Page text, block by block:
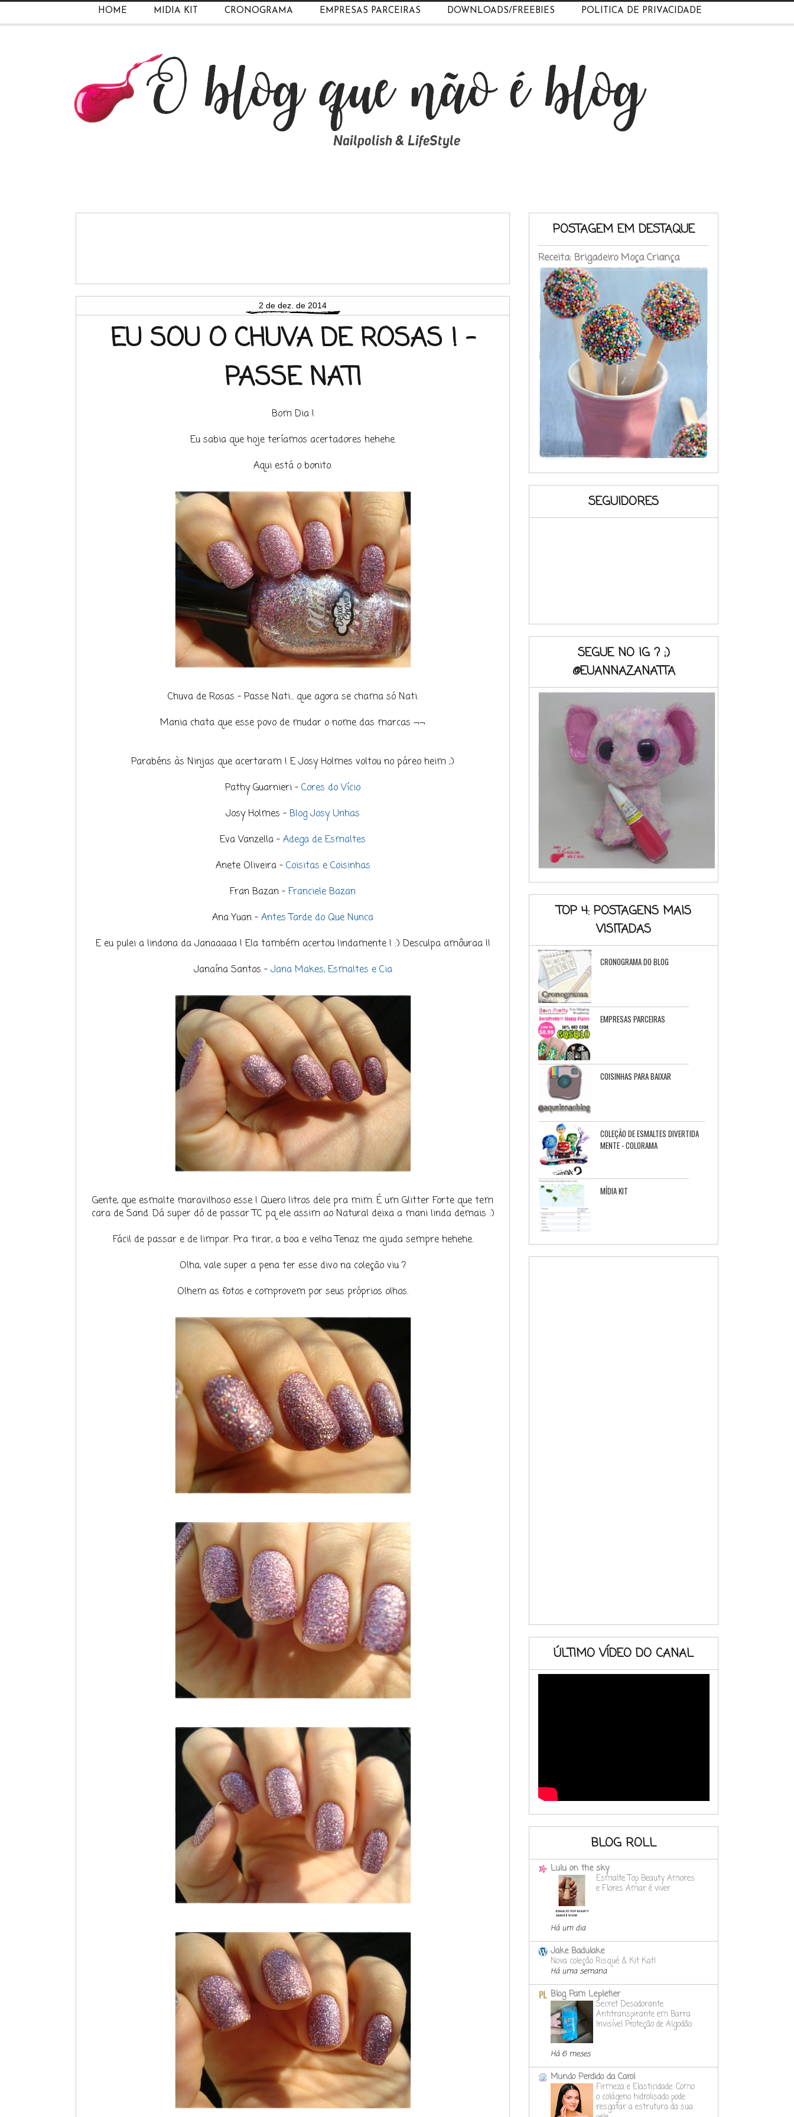
HOME MIDIA KIT CRONOGRAMA EMPRESAS PARCEIRAS DOWNLOADS/FREEBIES POLÍTICA DE PRIVACIDADE
2 de dez. de 2014
EU SOU O CHUVA DE ROSAS ! -
PASSE NATI
Bom Dia !
Eu sabia que hoje teríamos acertadores hehehe.
Aqui está o bonito.
Chuva de Rosas - Passe Nati... que agora se chama só Nati.
Mania chata que esse povo de mudar o nome das marcas ¬¬
Parabéns às Ninjas que acertaram ! E Josy Holmes voltou no páreo heim ;)
Pathy Guarnieri - Cores do Vício
Josy Holmes - Blog Josy Unhas
Eva Vanzella - Adega de Esmaltes
Anete Oliveira - Coisitas e Coisinhas
Fran Bazan - Franciele Bazan
Ana Yuan - Antes Tarde do Que Nunca
E eu pulei a lindona da Janaaaaa ! Ela também acertou lindamente ! :) Desculpa amôuraa !!
Janaína Santos - Jana Makes, Esmaltes e Cia
Gente, que esmalte maravilhoso esse ! Quero litros dele pra mim. É um Glitter Forte que tem
cara de Sand. Dá super dó de passar TC pq ele assim ao Natural deixa a mani linda demais :)
Fácil de passar e de limpar. Pra tirar, a boa e velha Tenaz me ajuda sempre hehehe.
Olha, vale super a pena ter esse divo na coleção viu ?
Olhem as fotos e comprovem por seus próprios olhos.
POSTAGEM EM DESTAQUE
Receita: Brigadeiro Moça Criança
SEGUIDORES
SEGUE NO IG ? ;)
@EUANNAZANATTA
TOP 4: POSTAGENS MAIS
VISITADAS
CRONOGRAMA DO BLOG
EMPRESAS PARCEIRAS
COISINHAS PARA BAIXAR
COLEÇÃO DE ESMALTES DIVERTIDA
MENTE - COLORAMA
MÍDIA KIT
ÚLTIMO VÍDEO DO CANAL
BLOG ROLL
Lulu on the sky
Esmalte Top Beauty Amores
e Flores Amar é viver
Há um dia
Jake Badulake
Nova coleção Risqué & Kit Kat!
Há uma semana
Blog Pam Lepletier
Secret Desodorante
Antitranspirante em Barra
Invisível Proteção de Algodão
Há 6 meses
Mundo Perdido da Carol
Firmeza e Elasticidade: Como
o colágeno hidrolisado pode
resgatar a estrutura da sua